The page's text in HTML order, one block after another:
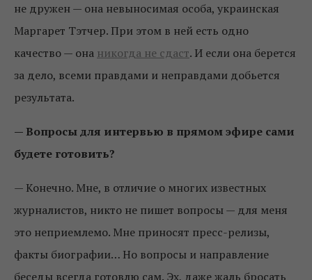
не дружен — она невыносимая особа, украинская
Маргарет Тэтчер. При этом в ней есть одно
качество — она никогда не сдаст. И если она берется
за дело, всеми правдами и неправдами добьется
результата.
— Вопросы для интервью в прямом эфире сами
будете готовить?
— Конечно. Мне, в отличие о многих известных
журналистов, никто не пишет вопросы — для меня
это неприемлемо. Мне приносят пресс-релизы,
факты биографии… Но вопросы и направление
беседы всегда готовлю сам. Эх, даже жаль бросать